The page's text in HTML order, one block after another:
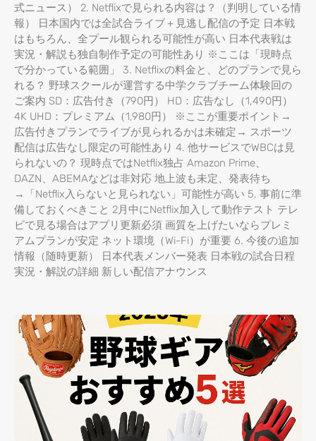
式ニュース） 2. Netflixで見られる内容は？（判明している情
報） 日本国内では全試合ライブ＋見逃し配信の予定 日本戦
はもちろん、全プール観られる可能性が高い 日本代表戦は
実況・解説も独自制作予定の可能性あり ※ここは「現時点
で分かっている範囲」 3. Netflixの料金と、どのプランで見ら
れる？ 野球スクールが運営する中学クラブチーム体験回の
ご案内 SD：広告付き（790円） HD：広告なし（1,490円）
4K UHD：プレミアム（1,980円） ※ここが重要ポイント→
広告付きプランでライブが見られるかは未確定→ スポーツ
配信は広告なし限定の可能性あり 4. 他サービスでWBCは見
られないの？ 現時点ではNetflix独占 Amazon Prime、
DAZN、ABEMAなどは非対応 地上波も未定、発表待ち
→「Netflix入らないと見られない」可能性が高い 5. 事前に準
備しておくべきこと 2月中にNetflix加入して動作テスト テレ
ビで見る場合はアプリ更新必須 画質を上げたいならプレミ
アムプランが安定 ネット環境（Wi-Fi）が重要 6. 今後の追加
情報（随時更新） 日本代表メンバー発表 日本戦の試合日程
実況・解説の詳細 新しい配信アナウンス